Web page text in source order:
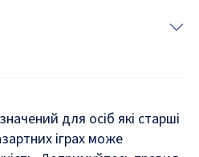
для осіб які старші
іграх може